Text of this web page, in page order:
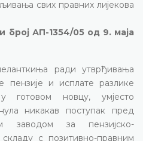
свих правних лијекова
број АП-1354/05 од 9. маја
ради утврђивања
пензије и исплате разлике
готовом новцу, умјесто
никакав поступак пред
заводом за пензијско-
с позитивно-правним